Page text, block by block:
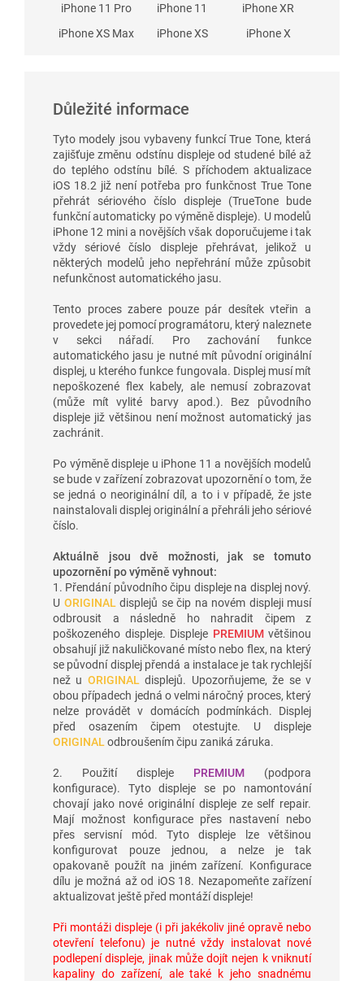
iPhone 11 Pro
iPhone 11
iPhone XR
iPhone XS Max
iPhone XS iPhone X
Důležité informace
Tyto modely jsou vybaveny funkcí True Tone, která
zajišťuje změnu odstínu displeje od studené bílé až
do teplého odstínu bílé. S příchodem aktualizace
iOS 18.2 již není potřeba pro funkčnost True Tone
přehrát sériového číslo displeje (TrueTone bude
funkční automaticky po výměně displeje). U modelů
iPhone 12 mini a novějších však doporučujeme i tak
vždy sériové číslo displeje přehrávat, jelikož u
některých modelů jeho nepřehrání může způsobit
nefunkčnost automatického jasu.
Tento proces zabere pouze pár desítek vteřin a
provedete jej pomocí programátoru, který naleznete
v sekci nářadí. Pro zachování funkce
automatického jasu je nutné mít původní originální
displej, u kterého funkce fungovala. Displej musí mít
nepoškozené flex kabely, ale nemusí zobrazovat
(může mít vylité barvy apod.). Bez původního
displeje již většinou není možnost automatický jas
zachránit.
Po výměně displeje u iPhone 11 a novějších modelů
se bude v zařízení zobrazovat upozornění o tom, že
se jedná o neoriginální díl, a to i v případě, že jste
nainstalovali displej originální a přehráli jeho sériové
číslo.
Aktuálně jsou dvě možnosti, jak se tomuto
upozornění po výměně vyhnout:
1. Přendání původního čipu displeje na displej nový.
U ORIGINAL displejů se čip na novém displeji musí
odbrousit a následně ho nahradit čipem z
poškozeného displeje. Displeje PREMIUMvětšinou
obsahují již nakuličkované místo nebo flex, na který
se původní displej přendá a instalace je tak rychlejší
než u ORIGINAL displejů. Upozorňujeme, že se v
obou případech jedná o velmi náročný proces, který
nelze provádět v domácích podmínkách. Displej
před osazením čipem otestujte. U displeje
ORIGINAL odbroušením čipu zaniká záruka.
2. Použití displeje PREMIUM (podpora
konfigurace). Tyto displeje se po namontování
chovají jako nové originální displeje ze self repair.
Mají možnost konfigurace přes nastavení nebo
přes servisní mód. Tyto displeje lze většinou
konfigurovat pouze jednou, a nelze je tak
opakovaně použít na jiném zařízení. Konfigurace
dílu je možná až od iOS 18. Nezapomeňte zařízení
aktualizovat ještě před montáží displeje!
Při montáži displeje (i při jakékoliv jiné opravě nebo
otevření telefonu) je nutné vždy instalovat nové
podlepení displeje, jinak může dojít nejen k vniknutí
kapaliny do zařízení, ale také k jeho snadnému